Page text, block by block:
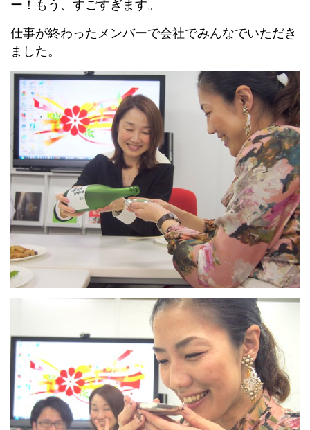
ー！もう、すごすぎます。
仕事が終わったメンバーで会社でみんなでいただき
ました。